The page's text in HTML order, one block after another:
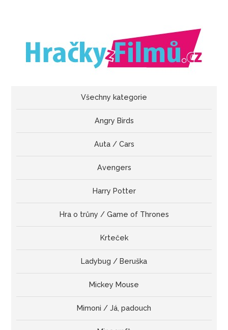
Všechny kategorie
Angry Birds
Auta / Cars
Avengers
Harry Potter
Hra o trůny / Game of Thrones
Krteček
Ladybug / Beruška
Mickey Mouse
Mimoni / Já, padouch